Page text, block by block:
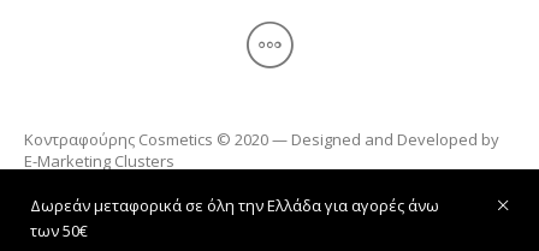
Κοντραφούρης Cosmetics © 2020 — Designed and Developed by
E-Marketing Clusters
Δωρεάν μεταφορικά σε όλη την Ελλάδα για αγορές άνω
των 50€